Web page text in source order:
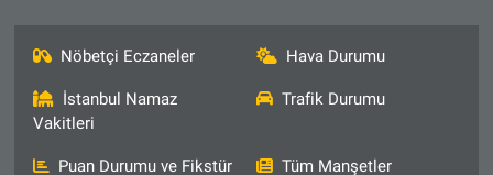
Nöbetçi Eczaneler Hava Durumu
İstanbul Namaz
Vakitleri
Trafik Durumu
Puan Durumu ve Fikstür Tüm Manşetler